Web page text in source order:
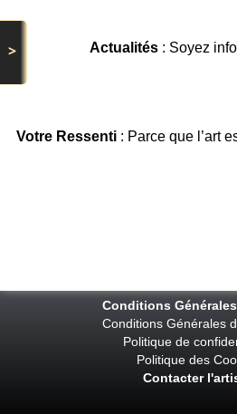
> Actualités: Soyez
Votre Ressenti: Parce que l’art
Conditions
Conditions Générales
Politique de
Politique des
Contacter